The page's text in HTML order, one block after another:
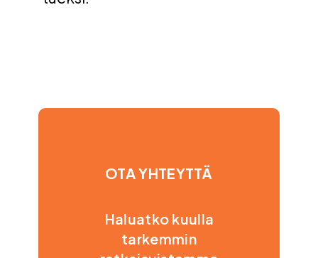
OTA YHTEYTTÄ
Haluatko kuulla
tarkemmin